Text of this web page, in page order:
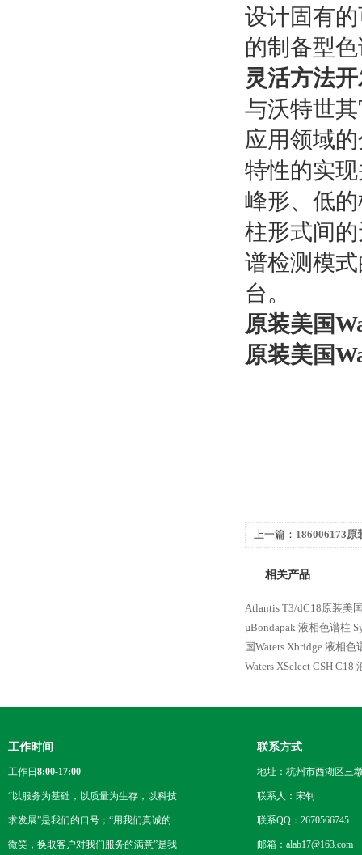
设计固有
的制备型
灵活方法
与沃特世
应用领域
特性的实
峰形、低
柱形式间
谱检测模
台。
原装美国
原装美国
上一篇： 186006173原
相关产品
Atlantis T3/dC18原装美
µBondapak 液相色谱柱
国Waters Xbridge 液相色
Waters XSelect CSH C18
工作时间
工作日 8:00-17:00
“以服务为基础，以质量为生存，以科技
求发展”是我们的口号；“用我们真诚的
微笑，换取客户对我们服务的满意”是我
联系方式
地址：杭州市西湖区三
联系人：宋钊
联系QQ：2670566745
邮箱：alab17@163.com